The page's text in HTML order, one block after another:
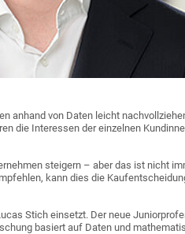
anhand von Daten leicht
die Interessen der einzelnen
steigern – aber das ist nicht
kann dies die
Stich einsetzt. Der neue
basiert auf Daten und